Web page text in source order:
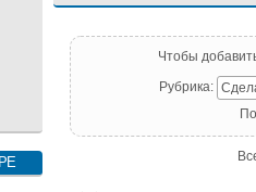
Чтобы
Рубрика: